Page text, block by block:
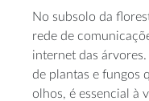
No subsolo da
rede de
internet das
de plantas e fungos
olhos, é essencial à